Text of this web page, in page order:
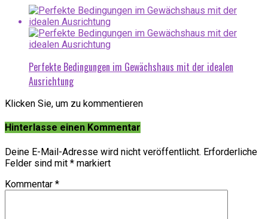
Perfekte Bedingungen im Gewächshaus mit der idealen
Ausrichtung
Klicken Sie, um zu kommentieren
Hinterlasse einen Kommentar
Deine E-Mail-Adresse wird nicht veröffentlicht. Erforderliche
Felder sind mit * markiert
Kommentar *